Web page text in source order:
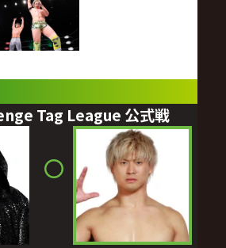
Tag League 公式戦